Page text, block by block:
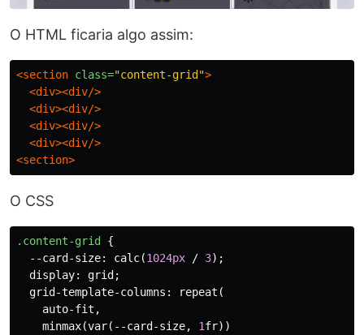
O HTML ficaria algo assim:
<section class="content-grid">
<div><div/>
<div><div/>
<div><div/>
<div><div/>
<section>
O CSS
.content-grid
{
--card-size: calc(1024px / 3);
display: grid ;
grid-template-columns : repeat (
auto-fit ,
minmax(var( --card-size, 1fr))